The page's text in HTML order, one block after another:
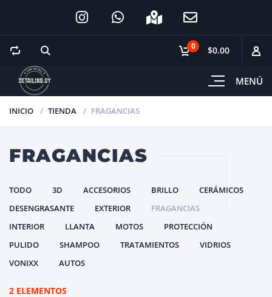
MENÚ
0 $0.00
INICIO TIENDA FRAGANCIAS
FRAGANCIAS
TODO 3D ACCESORIOS BRILLO
CERÁMICOS
DESENGRASANTE
EXTERIOR
FRAGANCIAS
INTERIOR
LLANTA MOTOS
PROTECCIÓN
PULIDO
SHAMPOO TRATAMIENTOS
VIDRIOS
VONIXX
AUTOS
2 ELEMENTOS